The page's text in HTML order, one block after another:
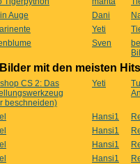
Auge Dani
Yeti
Sven
Bilder mit den meisten Hits
CS 2: Das
beschneiden)
Yeti
Hansi1
Hansi1
Hansi1
Hansi1